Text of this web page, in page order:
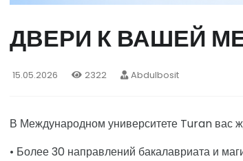
ДВЕРИ К ВАШЕЙ
15.05.2026 2322 Abdulbosit
В Международном университете Turan вас
• Более 30 направлений бакалавриата и